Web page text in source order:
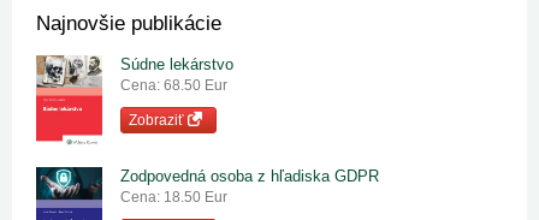
Najnovšie publikácie
Súdne lekárstvo
Cena: 68.50 Eur
Zobraziť
Zodpovedná osoba z hľadiska GDPR
Cena: 18.50 Eur